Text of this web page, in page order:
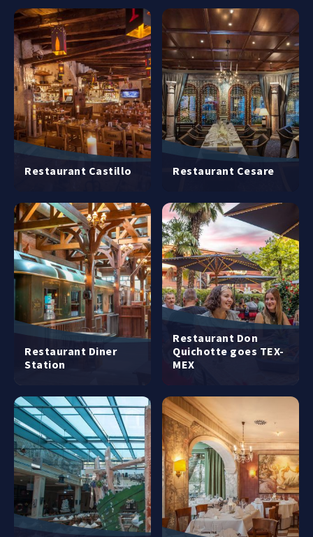
Restaurant Castillo Restaurant Cesare
Restaurant Diner
Station
Restaurant Don
Quichotte goes TEX-
MEX